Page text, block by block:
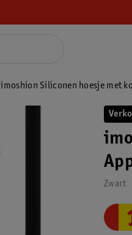
imoshion Siliconen hoesje met
Zwart